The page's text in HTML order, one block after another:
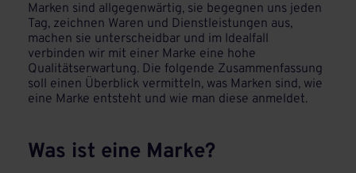
Marken sind allgegenwärtig, sie begegnen uns jeden
Tag, zeichnen Waren und Dienstleistungen aus,
machen sie unterscheidbar und im Idealfall
verbinden wir mit einer Marke eine hohe
Qualitätserwartung. Die folgende Zusammenfassung
soll einen Überblick vermitteln, was Marken sind, wie
eine Marke entsteht und wie man diese anmeldet.
Was ist eine Marke?